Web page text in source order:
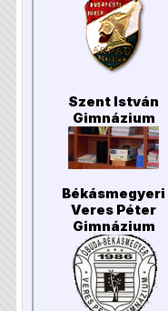
Szent István
Gimnázium
Békásmegyeri
Veres Péter
Gimnázium